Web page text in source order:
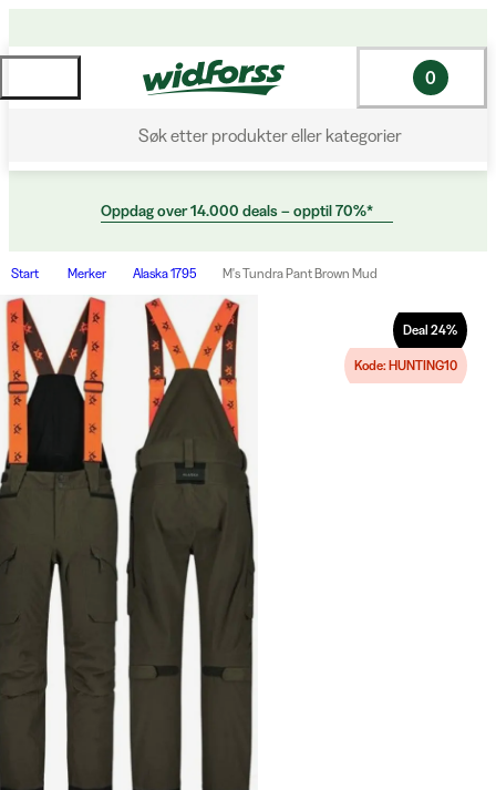
Søk etter produkter eller kategorier
0
Oppdag over 14.000 deals – opptil 70%*
Start Merker Alaska 1795 M's Tundra Pant Brown Mud
Deal 24%
Kode: HUNTING10